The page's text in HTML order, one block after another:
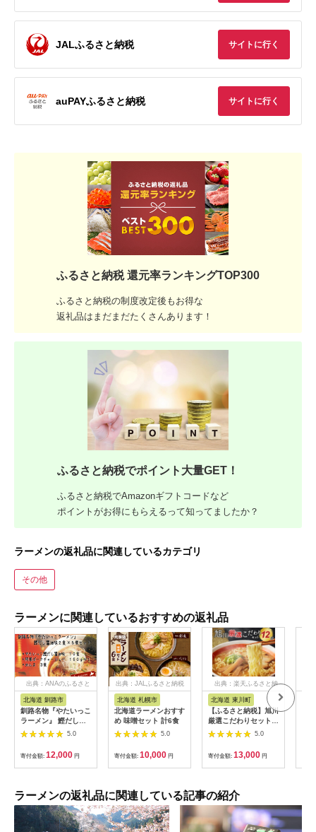
JALふるさと納税 サイトに行く
auPAYふるさと納税 サイトに行く
ふるさと納税 還元率ランキングTOP300
ふるさと納税の制度改定後もお得な
返礼品はまだまだたくさんあります！
ふるさと納税でポイント大量GET！
ふるさと納税でAmazonギフトコードなど
ポイントがお得にもらえるって知ってましたか？
ラーメンの返礼品に関連しているカテゴリ
その他
ラーメンに関連しているおすすめの返礼品
出典：ANAのふるさと
北海道 釧路市
釧路名物『やたいっこ
ラーメン』 鰹だし醤
油味2食×5袋セット
ふるさと納税 ラーメ
ン F4F-1105
5.0
寄付金額: 12,000 円
出典：JALふるさと納税
北海道 札幌市
北海道ラーメンおすす
め 味噌セット 計6食
5.0
寄付金額: 10,000 円
出典：楽天ふるさと納
北海道 東川町
【ふるさと納税】旭川
厳選こだわりセット
12食（旭川名店ラー
メン詰合せ）
5.0
寄付金額: 13,000 円
ラーメンの返礼品に関連している記事の紹介